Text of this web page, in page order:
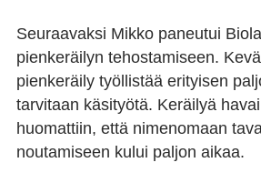
Seuraavaksi Mikko paneutui
pienkeräilyn tehostamiseen.
pienkeräily työllistää erityisen
tarvitaan käsityötä. Keräilyä
huomattiin, että nimenomaan
noutamiseen kului paljon aikaa.